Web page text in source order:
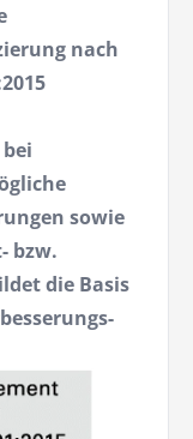
nach
sowie
bzw.
die Basis